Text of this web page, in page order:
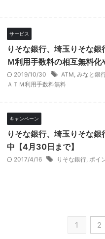
サービス
りそな銀行、埼玉りそな
Ｍ利用手数料の相互無料
2019/10/30 ATM, みなと銀
ＡＴＭ利用手数料無料
キャンペーン
りそな銀行、埼玉りそな
中【4月30日まで】
2017/4/16 りそな銀行, ポイ
1 2